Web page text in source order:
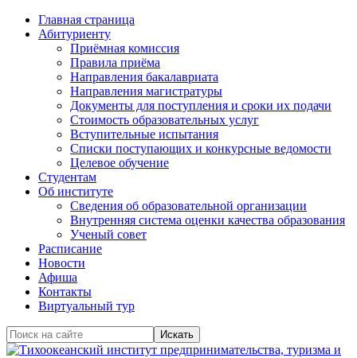
Главная страница
Абитуриенту
Приёмная комиссия
Правила приёма
Направления бакалавриата
Направления магистратуры
Документы для поступления и сроки их подачи
Стоимость образовательных услуг
Вступительные испытания
Списки поступающих и конкурсные ведомости
Целевое обучение
Студентам
Об институте
Сведения об образовательной организации
Внутренняя система оценки качества образования
Ученый совет
Расписание
Новости
Афиша
Контакты
Виртуальный тур